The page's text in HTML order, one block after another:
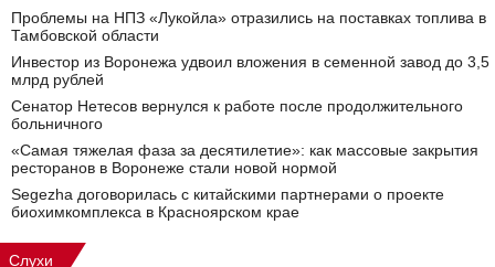
Проблемы на НПЗ «Лукойла» отразились на поставках топлива в
Тамбовской области
Инвестор из Воронежа удвоил вложения в семенной завод до 3,5
млрд рублей
Сенатор Нетесов вернулся к работе после продолжительного
больничного
«Самая тяжелая фаза за десятилетие»: как массовые закрытия
ресторанов в Воронеже стали новой нормой
Segezha договорилась с китайскими партнерами о проекте
биохимкомплекса в Красноярском крае
Слухи